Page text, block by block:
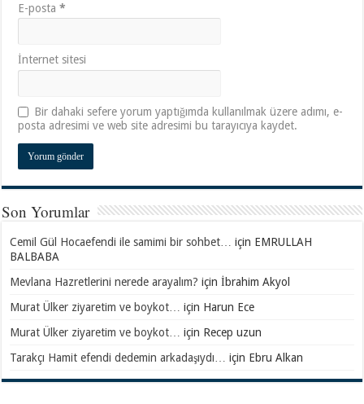
E-posta*
İnternet sitesi
Bir dahaki sefere yorum yaptığımda kullanılmak üzere adımı, e-
posta adresimi ve web site adresimi bu tarayıcıya kaydet.
Son Yorumlar
Cemil Gül Hocaefendi ile samimi bir sohbet… için EMRULLAH
BALBABA
Mevlana Hazretlerini nerede arayalım? içinİbrahim Akyol
Murat Ülker ziyaretim ve boykot…
için Harun Ece
Murat Ülker ziyaretim ve boykot…
için Recep uzun
Tarakçı Hamit efendi dedemin arkadaşıydı…
için Ebru Alkan